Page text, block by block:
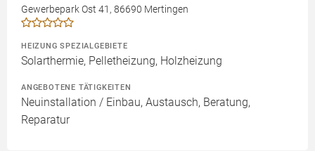
Gewerbepark Ost 41, 86690 Mertingen
HEIZUNG SPEZIALGEBIETE
Solarthermie, Pelletheizung, Holzheizung
ANGEBOTENE TÄTIGKEITEN
Neuinstallation / Einbau, Austausch, Beratung,
Reparatur